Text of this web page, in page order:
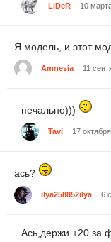
LiDeR 10
Я модель, и этот
Amnesia 11
печально)))
Tavi 17
ась?
ilya258852ilya 6
Ась,держи +20 за